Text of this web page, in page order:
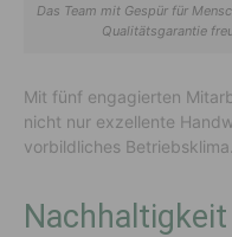
Das Team mit Gespür für
Qualitätsgarantie
Mit fünf engagierten
nicht nur exzellente
vorbildliches Betriebsklima.